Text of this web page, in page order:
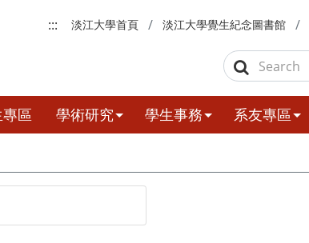
:::
淡江大學首頁 淡江大學覺生紀念圖書館
區 學術研究 學生事務 系友專區